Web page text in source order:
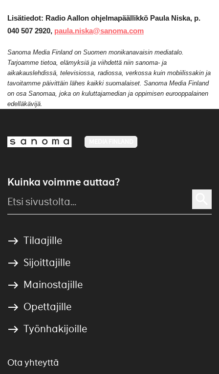
Lisätiedot: Radio Aallon ohjelmapäällikkö Paula Niska, p.
040 507 2920, paula.niska@sanoma.com
Sanoma Media Finland on Suomen monikanavaisin mediatalo.
Tarjoamme tietoa, elämyksiä ja viihdettä niin sanoma- ja
aikakauslehdissä, televisiossa, radiossa, verkossa kuin mobiilissakin ja
tavoitamme päivittäin lähes kaikki suomalaiset. Sanoma Media Finland
on osa Sanomaa, joka on kuluttajamedian ja oppimisen eurooppalainen
edelläkävijä.
Kuinka voimme auttaa?
Tilaajille
Sijoittajille
Mainostajille
Opettajille
Työnhakijoille
Ota yhteyttä